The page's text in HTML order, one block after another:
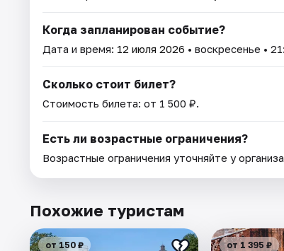
Когда запланирован событие?
Дата и время: 12 июля 2026 • воскресенье •
Сколько стоит билет?
Стоимость билета: от 1 500 ₽.
Есть ли возрастные ограничения?
Возрастные ограничения уточняйте у
Похожие туристам
от 150 ₽ от 1 395 ₽